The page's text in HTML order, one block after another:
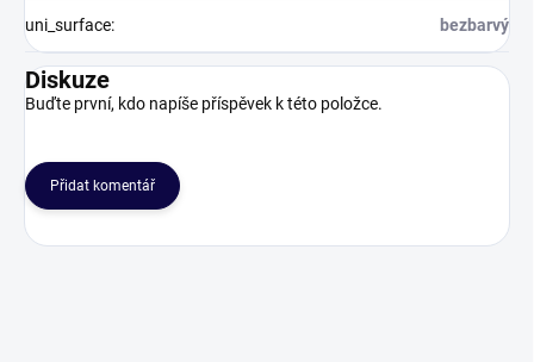
uni_surface: bezbarvý
Diskuze
Buďte první, kdo napíše příspěvek k této položce.
Přidat komentář